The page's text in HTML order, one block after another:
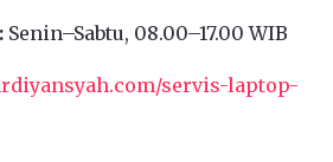
Senin–Sabtu, 08.00–17.00 WIB
servis-laptop-